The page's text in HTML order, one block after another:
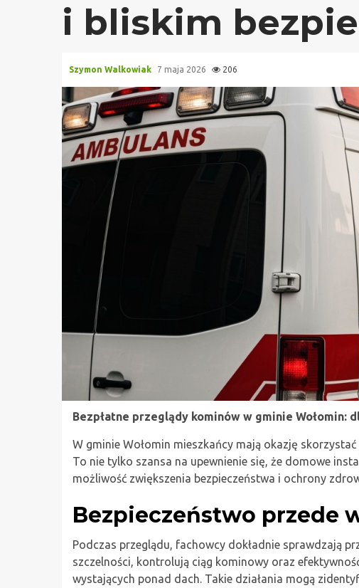
i bliskim
Szymon Walkowiak 7 maja 2026 206
Bezpłatne przeglądy kominów w gminie Wołomin:
W gminie Wołomin mieszkańcy mają okazję skorzystać
To nie tylko szansa na upewnienie się, że domowe
możliwość zwiększenia bezpieczeństwa i ochrony
Bezpieczeństwo przede
Podczas przeglądu, fachowcy dokładnie sprawdzają
szczelności, kontrolują ciąg kominowy oraz
wystających ponad dach. Takie działania mogą